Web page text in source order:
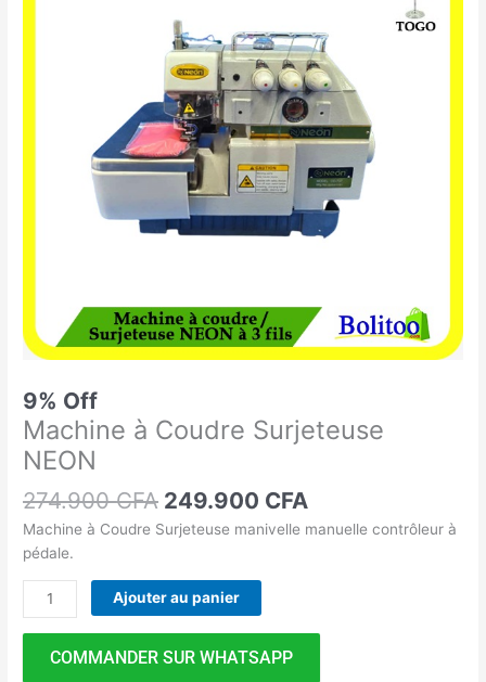
9% Off
Machine à Coudre Surjeteuse
NEON
274.900CFA
274.900 CFA.
249.900 CFA
249.900 CFA.
Machine à Coudre Surjeteuse manivelle manuelle contrôleur à
pédale.
Ajouter au panier
COMMANDER SUR WHATSAPP